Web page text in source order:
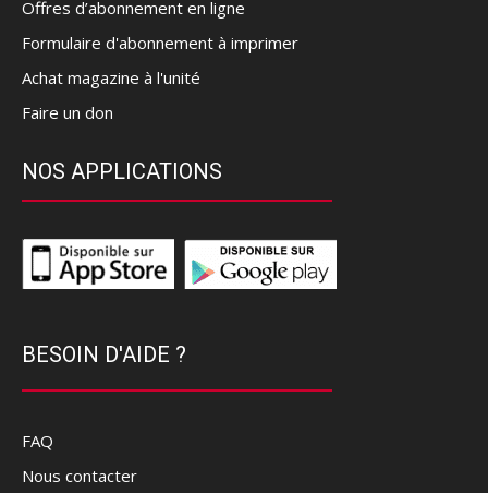
Offres d’abonnement en ligne
Formulaire d'abonnement à imprimer
Achat magazine à l'unité
Faire un don
NOS APPLICATIONS
BESOIN D'AIDE ?
FAQ
Nous contacter